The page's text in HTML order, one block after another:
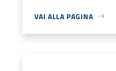
VAI ALLA PAGINA